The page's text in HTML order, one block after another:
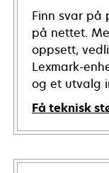
Finn svar på
på nettet.
oppsett,
Lexmark-
og et utvalg
Få teknisk
opens
in